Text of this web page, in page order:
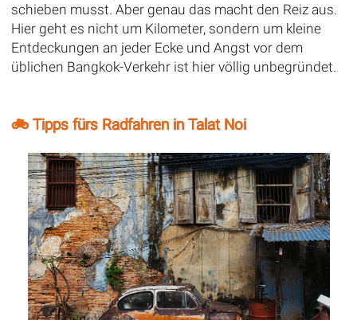
schieben musst. Aber genau das macht den Reiz aus.
Hier geht es nicht um Kilometer, sondern um kleine
Entdeckungen an jeder Ecke und Angst vor dem
üblichen Bangkok-Verkehr ist hier völlig unbegründet.
🚲 Tipps fürs Radfahren in Talat Noi